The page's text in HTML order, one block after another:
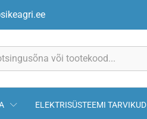
ELEKTRISÜSTEEMI TARVIKUD
HAR